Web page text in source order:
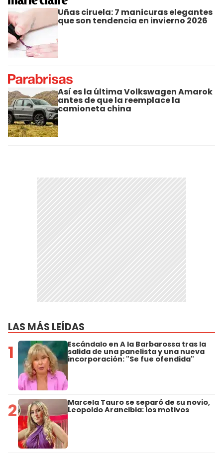
Uñas ciruela: 7 manicuras elegantes
que son tendencia en invierno 2026
Así es la última Volkswagen Amarok
antes de que la reemplace la
camioneta china
LAS MÁS LEÍDAS
1 Escándalo en A la Barbarossa tras la
salida de una panelista y una nueva
incorporación: "Se fue ofendida"
2 Marcela Tauro se separó de su novio,
Leopoldo Arancibia: los motivos